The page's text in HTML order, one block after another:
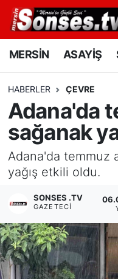
MERSİN ASAYİŞ
HABERLER ÇEVRE
Adana'da
sağanak
Adana'da temmuz
yağış etkili oldu.
SONSES .TV
GAZETECI
MERSİN
SPOR
GÜNÜN
DÜNYA
KÜLTÜR -
MAGAZİN
SAĞLIK
Mersin Nöbetçi
Mersin Namaz
Mersin Trafik
Süper Lig Puan
Tüm Manşetler
Son Dakika
Haber Arşivi